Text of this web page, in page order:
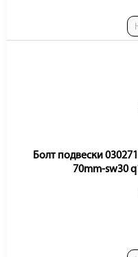
Болт подвески
70mm-sw30